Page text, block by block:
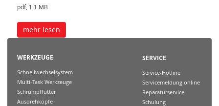
pdf, 1.1 MB
mehr lesen
WERKZEUGE
Schnellwechselsystem
Multi-Task Werkzeuge
Schrumpffutter
Ausdrehköpfe
SERVICE
Service-Hotline
Servicemeldung online
Reparaturservice
Schulung